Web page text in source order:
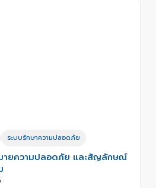
ระบบรักษาความปลอดภัย
ายความปลอดภัย และสัญลักษณ์